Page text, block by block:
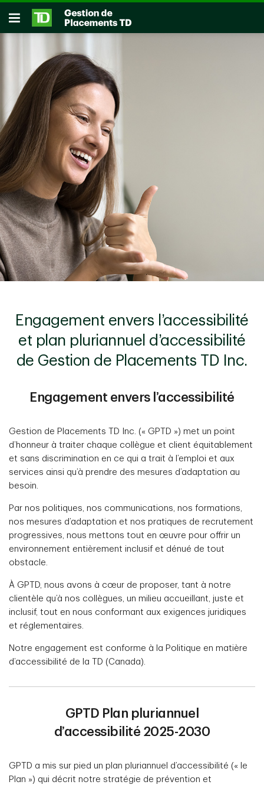
Passer au contenu principal
Ouvrir
Engagement envers l’accessibilité
et plan pluriannuel d’accessibilité
de Gestion de Placements TD Inc.
Engagement envers l’accessibilité
Gestion de Placements TD Inc. (« GPTD ») met un point
d’honneur à traiter chaque collègue et client équitablement
et sans discrimination en ce qui a trait à l’emploi et aux
services ainsi qu’à prendre des mesures d’adaptation au
besoin.
Par nos politiques, nos communications, nos formations,
nos mesures d’adaptation et nos pratiques de recrutement
progressives, nous mettons tout en œuvre pour offrir un
environnement entièrement inclusif et dénué de tout
obstacle.
À GPTD, nous avons à cœur de proposer, tant à notre
clientèle qu’à nos collègues, un milieu accueillant, juste et
inclusif, tout en nous conformant aux exigences juridiques
et réglementaires.
Notre engagement est conforme à la Politique en matière
d’accessibilité de la TD (Canada).
GPTD Plan pluriannuel
d’accessibilité 2025-2030
GPTD a mis sur pied un plan pluriannuel d’accessibilité (« le
Plan ») qui décrit notre stratégie de prévention et